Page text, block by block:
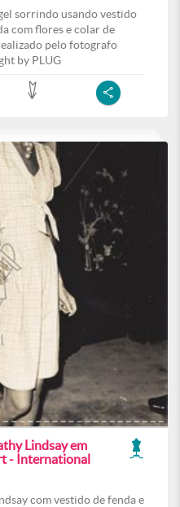
sorrindo usando vestido
com flores e colar de
pelo fotografo
by PLUG
Lindsay em
- International
com vestido de fenda e